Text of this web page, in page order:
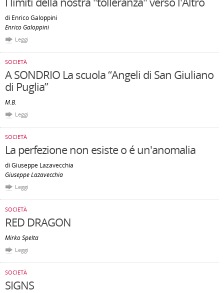
di Enrico Galoppini
Enrico Galoppini
Leggi
SOCIETÀ
A SONDRIO La scuola “Angeli di San Giuliano
di Puglia”
M.B.
Leggi
SOCIETÀ
La perfezione non esiste o é un'anomalia
di Giuseppe Lazavecchia
Giuseppe Lazavecchia
Leggi
SOCIETÀ
RED DRAGON
Mirko Spelta
Leggi
SOCIETÀ
SIGNS